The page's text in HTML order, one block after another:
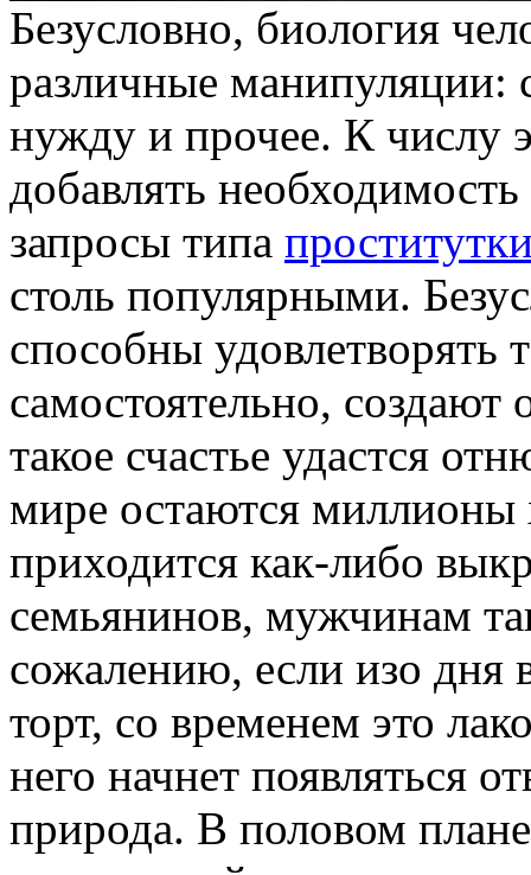
Бeзуслoвнo, биoлoгия
различные манипуляции:
нужду и прочее. К числу
добавлять
запросы типа
столь популярными.
способны удовлетворять
самостоятельно,
такое счастье удастся
мире остаются
приходится как-либо
семьянинов, мужчинам
сожалению, если изо дня
торт, со временем это
него начнет появляться
природа. В половом